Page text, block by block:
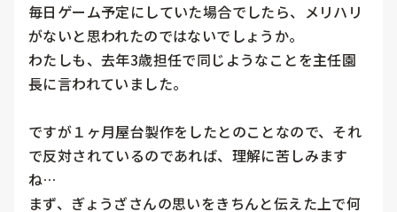
毎日ゲーム予定にしていた場合でしたら、メリハリ
がないと思われたのではないでしょうか。
わたしも、去年3歳担任で同じようなことを主任園
長に言われていました。
ですが１ヶ月屋台製作をしたとのことなので、それ
で反対されているのであれば、理解に苦しみます
ね…
まず、ぎょうざさんの思いをきちんと伝えた上で何